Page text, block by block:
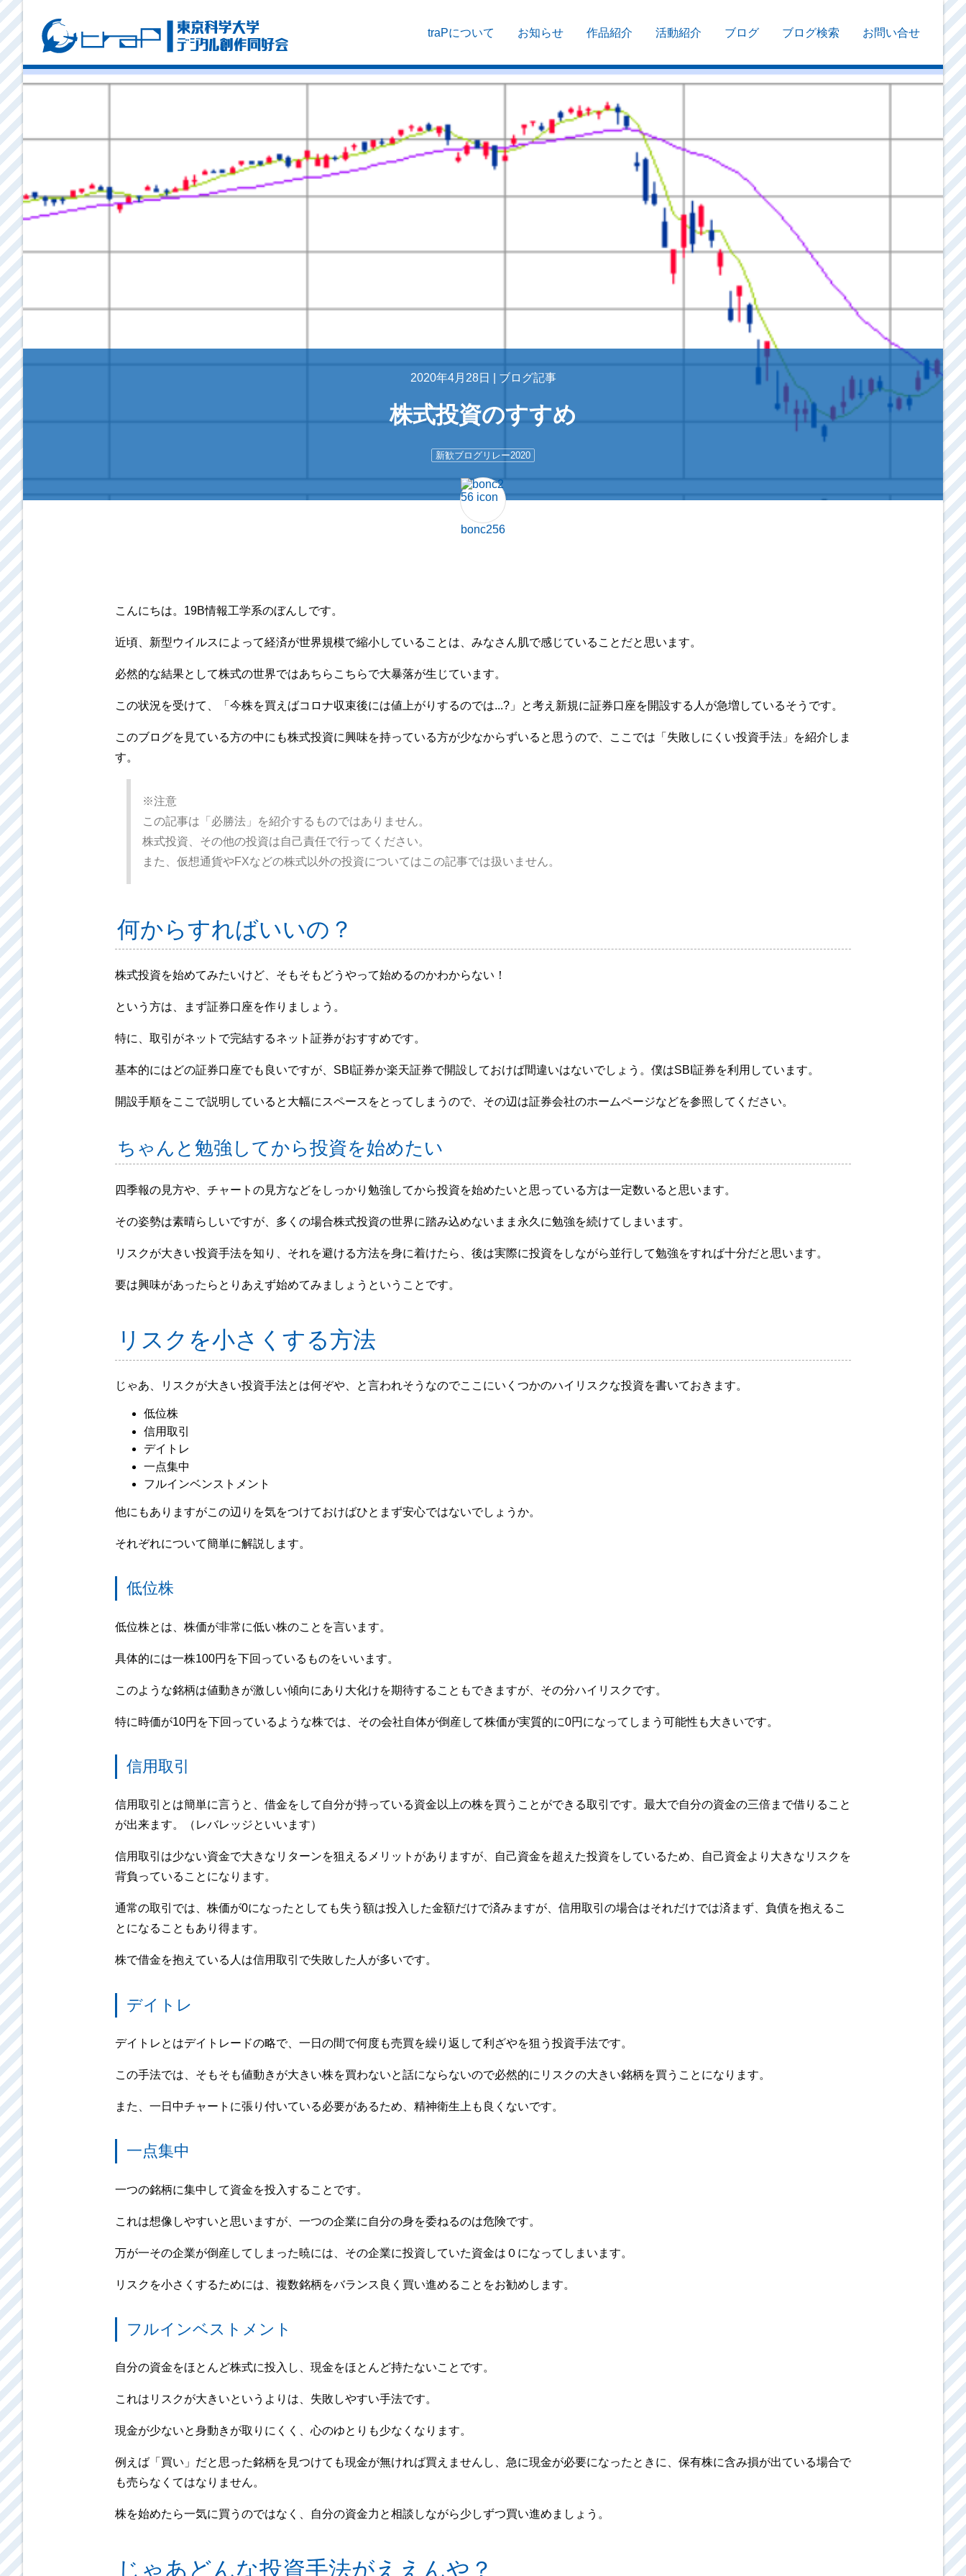
traPについて お知らせ 作品紹介 活動紹介 ブログ ブログ検索 お問い合せ
2020年4月28日 | ブログ記事
株式投資のすすめ
新歓ブログリレー2020
bonc256
こんにちは。19B情報工学系のぼんしです。
近頃、新型ウイルスによって経済が世界規模で縮小していることは、みなさん肌で感じていることだと思います。
必然的な結果として株式の世界ではあちらこちらで大暴落が生じています。
この状況を受けて、「今株を買えばコロナ収束後には値上がりするのでは...?」と考え新規に証券口座を開設する人が急増しているそうです。
このブログを見ている方の中にも株式投資に興味を持っている方が少なからずいると思うので、ここでは「失敗しにくい投資手法」を紹介しま
す。
※注意
この記事は「必勝法」を紹介するものではありません。
株式投資、その他の投資は自己責任で行ってください。
また、仮想通貨やFXなどの株式以外の投資についてはこの記事では扱いません。
何からすればいいの？
株式投資を始めてみたいけど、そもそもどうやって始めるのかわからない！
という方は、まず証券口座を作りましょう。
特に、取引がネットで完結するネット証券がおすすめです。
基本的にはどの証券口座でも良いですが、SBI証券か楽天証券で開設しておけば間違いはないでしょう。僕はSBI証券を利用しています。
開設手順をここで説明していると大幅にスペースをとってしまうので、その辺は証券会社のホームページなどを参照してください。
ちゃんと勉強してから投資を始めたい
四季報の見方や、チャートの見方などをしっかり勉強してから投資を始めたいと思っている方は一定数いると思います。
その姿勢は素晴らしいですが、多くの場合株式投資の世界に踏み込めないまま永久に勉強を続けてしまいます。
リスクが大きい投資手法を知り、それを避ける方法を身に着けたら、後は実際に投資をしながら並行して勉強をすれば十分だと思います。
要は興味があったらとりあえず始めてみましょうということです。
リスクを小さくする方法
じゃあ、リスクが大きい投資手法とは何ぞや、と言われそうなのでここにいくつかのハイリスクな投資を書いておきます。
低位株
信用取引
デイトレ
一点集中
フルインベンストメント
他にもありますがこの辺りを気をつけておけばひとまず安心ではないでしょうか。
それぞれについて簡単に解説します。
低位株
低位株とは、株価が非常に低い株のことを言います。
具体的には一株100円を下回っているものをいいます。
このような銘柄は値動きが激しい傾向にあり大化けを期待することもできますが、その分ハイリスクです。
特に時価が10円を下回っているような株では、その会社自体が倒産して株価が実質的に0円になってしまう可能性も大きいです。
信用取引
信用取引とは簡単に言うと、借金をして自分が持っている資金以上の株を買うことができる取引です。最大で自分の資金の三倍まで借りること
が出来ます。（レバレッジといいます）
信用取引は少ない資金で大きなリターンを狙えるメリットがありますが、自己資金を超えた投資をしているため、自己資金より大きなリスクを
背負っていることになります。
通常の取引では、株価が0になったとしても失う額は投入した金額だけで済みますが、信用取引の場合はそれだけでは済まず、負債を抱えるこ
とになることもあり得ます。
株で借金を抱えている人は信用取引で失敗した人が多いです。
デイトレ
デイトレとはデイトレードの略で、一日の間で何度も売買を繰り返して利ざやを狙う投資手法です。
この手法では、そもそも値動きが大きい株を買わないと話にならないので必然的にリスクの大きい銘柄を買うことになります。
また、一日中チャートに張り付いている必要があるため、精神衛生上も良くないです。
一点集中
一つの銘柄に集中して資金を投入することです。
これは想像しやすいと思いますが、一つの企業に自分の身を委ねるのは危険です。
万が一その企業が倒産してしまった暁には、その企業に投資していた資金は０になってしまいます。
リスクを小さくするためには、複数銘柄をバランス良く買い進めることをお勧めします。
フルインベストメント
自分の資金をほとんど株式に投入し、現金をほとんど持たないことです。
これはリスクが大きいというよりは、失敗しやすい手法です。
現金が少ないと身動きが取りにくく、心のゆとりも少なくなります。
例えば「買い」だと思った銘柄を見つけても現金が無ければ買えませんし、急に現金が必要になったときに、保有株に含み損が出ている場合で
も売らなくてはなりません。
株を始めたら一気に買うのではなく、自分の資金力と相談しながら少しずつ買い進めましょう。
じゃあどんな投資手法がええんや？